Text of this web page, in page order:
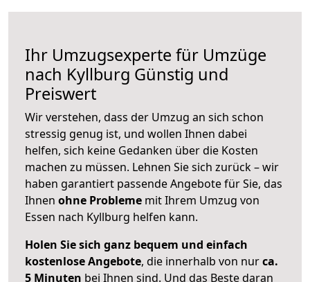
Ihr Umzugsexperte für Umzüge
nach Kyllburg Günstig und
Preiswert
Wir verstehen, dass der Umzug an sich schon
stressig genug ist, und wollen Ihnen dabei
helfen, sich keine Gedanken über die Kosten
machen zu müssen. Lehnen Sie sich zurück – wir
haben garantiert passende Angebote für Sie, das
Ihnen ohne Probleme mit Ihrem Umzug von
Essen nach Kyllburg helfen kann.
Holen Sie sich ganz bequem und einfach
kostenlose Angebote, die innerhalb von nurca.
5 Minuten bei Ihnen sind. Und das Beste daran